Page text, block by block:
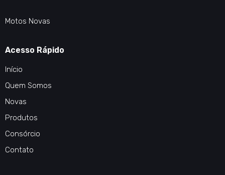
Motos Novas
Acesso Rápido
Início
Quem Somos
Novas
Produtos
Consórcio
Contato